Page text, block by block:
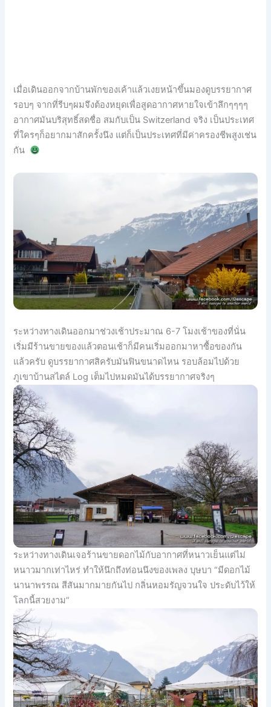
เมื่อเดินออกจากบ้านพักของเค้าแล้วเงยหน้าขึ้นมองดูบรรยากาศ
รอบๆ จากที่รีบๆผมจึงต้องหยุดเพื่อสูดอากาศหายใจเข้าลึกๆๆๆๆ
อากาศมันบริสุทธิ์สดชื่อ สมกับเป็น Switzerland จริง เป็นประเทศ
ที่ใครๆก็อยากมาสักครั้งนึง แต่ก็เป็นประเทศที่มีค่าครองชีพสูงเช่น
กัน
ระหว่างทางเดินออกมาช่วงเช้าประมาณ 6-7 โมงเช้าของที่นั่น
เริ่มมีร้านขายของแล้วตอนเช้าก็มีคนเริ่มออกมาหาซื้อของกัน
แล้วครับ ดูบรรยากาศสิครับมันฟินขนาดไหน รอบล้อมไปด้วย
ภูเขาบ้านสไตล์ Log เต็มไปหมดมันได้บรรยากาศจริงๆ
ระหว่างทางเดินเจอร้านขายดอกไม้กับอากาศที่หนาวเย็นแต่ไม่
หนาวมากเท่าไหร่ ทำให้นึกถึงท่อนนึงของเพลง บุษบา “มีดอกไม้
นานาพรรณ สีสันมากมายกันไป กลิ่นหอมรัญจวนใจ ประดับไว้ให้
โลกนี้สวยงาม”